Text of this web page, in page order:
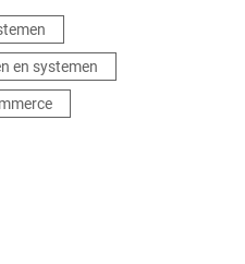
en systemen